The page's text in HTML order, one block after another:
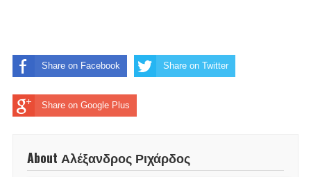
Share on Facebook Share on Twitter
Share on Google Plus
About Αλέξανδρος Ριχάρδος